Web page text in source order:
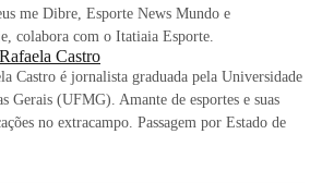
me Dibre, Esporte News Mundo e
colabora com o Itatiaia Esporte.
Castro
Castro é jornalista graduada pela Universidade
Gerais (UFMG). Amante de esportes e suas
no extracampo. Passagem por Estado de